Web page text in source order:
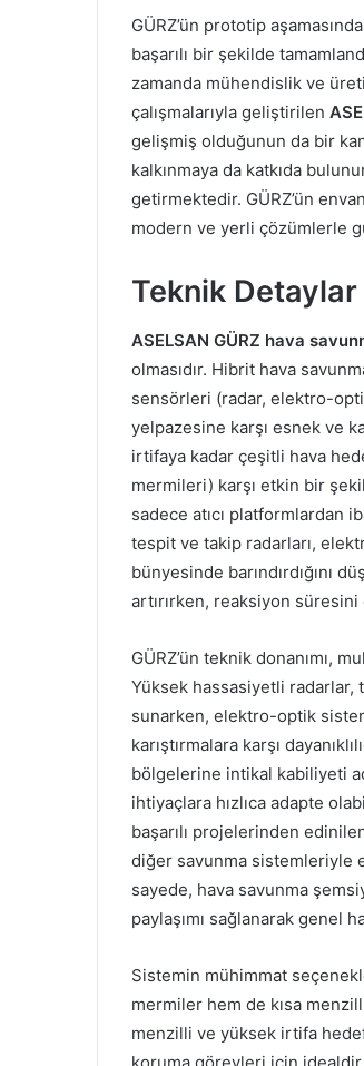
GÜRZ’ün prototip
başarılı bir şekilde
zamanda mühendislik ve
çalışmalarıyla geliştirilen
gelişmiş olduğunun da bir
kalkınmaya da katkıda
getirmektedir. GÜRZ’ün
modern ve yerli çözümlerle
Teknik
ASELSAN GÜRZ hava
olmasıdır. Hibrit hava
sensörleri (radar, elektro-
yelpazesine karşı esnek ve
irtifaya kadar çeşitli hava
mermileri) karşı etkin bir
sadece atıcı platformlardan
tespit ve takip radarları,
bünyesinde barındırdığını
artırırken, reaksiyon süresini
GÜRZ’ün teknik donanımı,
Yüksek hassasiyetli radarlar,
sunarken, elektro-optik
karıştırmalara karşı
bölgelerine intikal kabiliyeti
ihtiyaçlara hızlıca adapte
başarılı projelerinden
diğer savunma sistemleriyle
sayede, hava savunma
paylaşımı sağlanarak genel
Sistemin mühimmat
mermiler hem de kısa
menzilli ve yüksek irtifa